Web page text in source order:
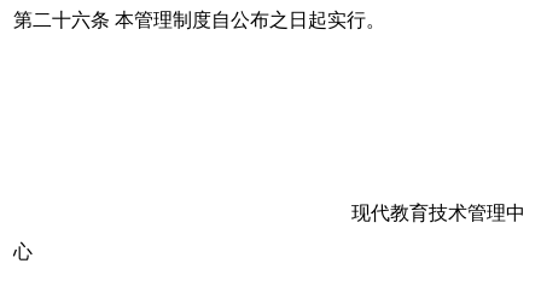
第二十六条 本管理制度自公布之日起实行。
现代教育技术管理中
心